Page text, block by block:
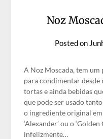
Noz
Posted on
A Noz Moscada, tem
para condimentar desde
tortas e ainda bebidas
que pode ser usado
o ingrediente original em
‘Alexander’ ou o
infelizmente…